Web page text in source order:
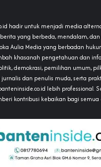
hadir untuk menjadi media
yang berbeda, mendalam,
Aulia Media yang berbadan
khasanah pengetahuan dan
demokrasi, pemilihan umum,
dan penulis muda, serta
lebih professional.
kontribusi kebaikan bagi semua